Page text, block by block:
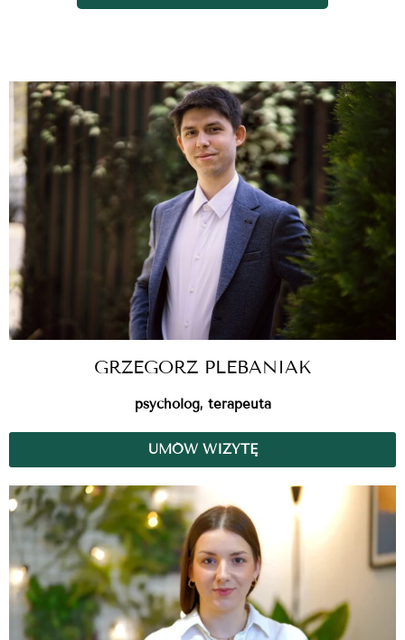
GRZEGORZ PLEBANIAK
psycholog, terapeuta
UMÓW WIZYTĘ